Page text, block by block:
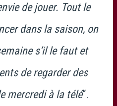
de jouer. Tout le
dans la saison, on
s’il le faut et
de regarder des
mercredi à la télé“.